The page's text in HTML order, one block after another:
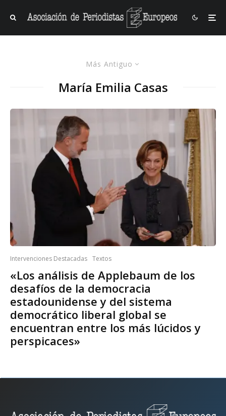
Más Antiguo
María Emilia Casas
Intervenciones Destacadas Textos
«Los análisis de Applebaum de los
desafíos de la democracia
estadounidense y del sistema
democrático liberal global se
encuentran entre los más lúcidos y
perspicaces»